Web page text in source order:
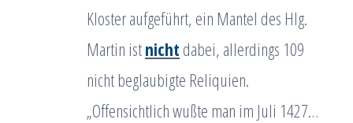
Kloster aufgeführt, ein Mantel des Hlg.
Martin istnicht dabei, allerdings 109
nicht beglaubigte Reliquien.
„Offensichtlich wußte man im Juli 1427…